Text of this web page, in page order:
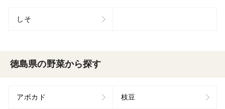
しそ
徳島県の野菜から探す
アボカド 枝豆